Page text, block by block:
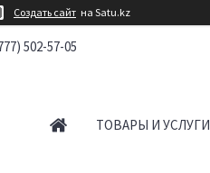
Создать сайт на Satu.kz
502-57-05
ТОВАРЫ И УСЛУГИ